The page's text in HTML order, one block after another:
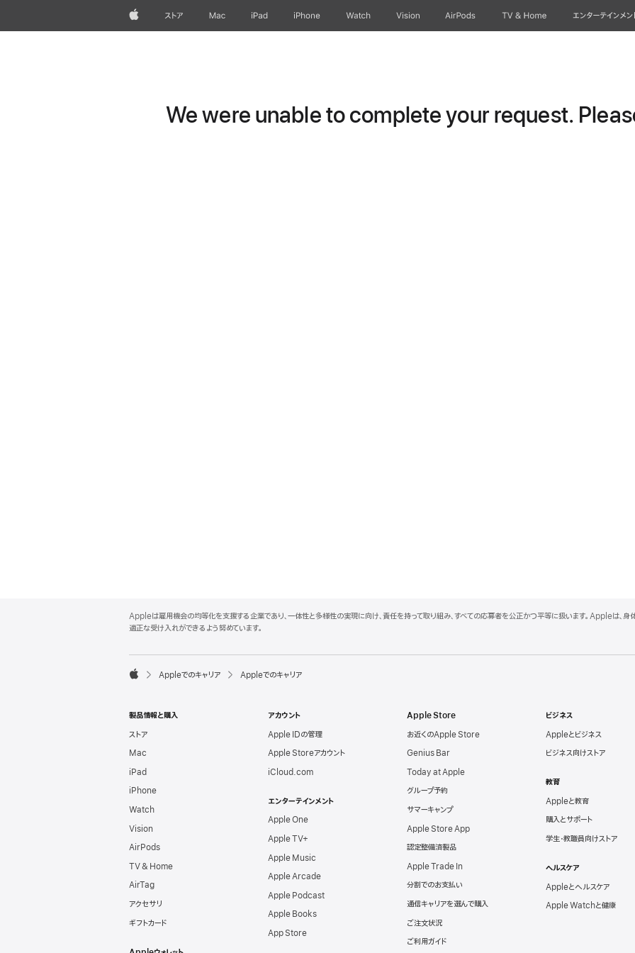
Appleストア Mac iPad iPhone Watch Vision AirPods TV & Home エンターテインメン
We were unable to complete your request.
p
p
e
o
e
Appleは雇用機会の均等化を支援する企業であり、一体性と多様性の実現に向け、責任を持って取り組み、すべての応募者を公正かつ平等に扱います。Appleは、身
適正な受け入れができるよう努めています。

p
l
e
Appleでのキャリア Appleでのキャリア
製品情報と購入
ストア
Mac
iPad
iPhone
Watch
Vision
AirPods
TV & Home
AirTag
アクセサリ
ギフトカード
アカウント
Apple IDの管理
Apple Storeアカウント
iCloud.com
エンターテインメント
Apple One
Apple TV+
Apple Music
Apple Arcade
Apple Podcast
Apple Books
App Store
Apple Store
お近くのApple Store
Genius Bar
Today at Apple
グループ予約
サマーキャンプ
Apple Store App
認定整備済製品
Apple Trade In
分割でのお支払い
通信キャリアを選んで購入
ご注文状況
ご利用ガイド
ビジネス
Appleとビジネス
ビジネス向けストア
教育
Appleと教育
購入とサポート
学生・教職員向けストア
ヘルスケア
Appleとヘルスケア
Apple Watchと健康